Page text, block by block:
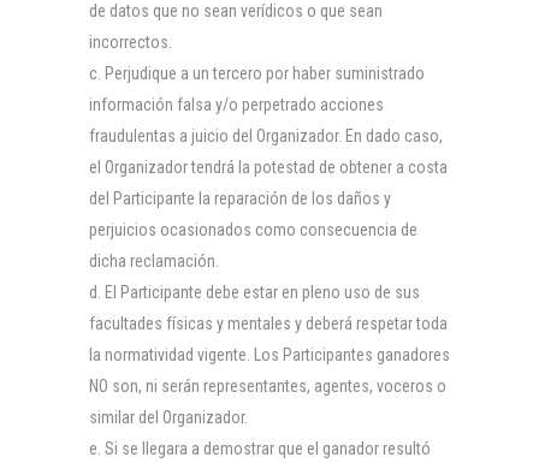
de datos que no sean verídicos o que sean
incorrectos.
Perjudique a un tercero por haber suministrado
información falsa y/o perpetrado acciones
fraudulentas a juicio del Organizador. En dado caso,
el Organizador tendrá la potestad de obtener a costa
del Participante la reparación de los daños y
perjuicios ocasionados como consecuencia de
dicha reclamación.
El Participante debe estar en pleno uso de sus
facultades físicas y mentales y deberá respetar toda
la normatividad vigente. Los Participantes ganadores
NO son, ni serán representantes, agentes, voceros o
similar del Organizador.
Si se llegara a demostrar que el ganador resultó